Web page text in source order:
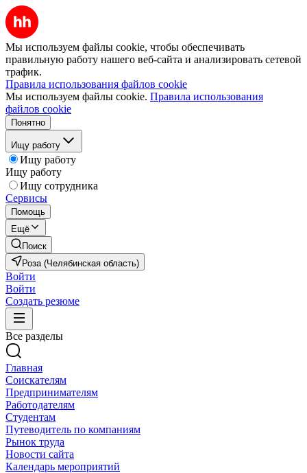
Мы используем файлы cookie, чтобы обеспечивать
правильную работу нашего веб-сайта и анализировать сетевой
трафик.
Правила использования файлов cookie
Мы используем файлы cookie. Правила использования
файлов cookie
Понятно
Ищу работу
Ищу работу
Ищу работу
Ищу сотрудника
Сервисы
Помощь
Ещё
Поиск
Роза (Челябинская область)
Войти
Войти
Создать резюме
Все разделы
Главная
Соискателям
Предпринимателям
Работодателям
Студентам
Путеводитель по компаниям
Рынок труда
Новости сайта
Календарь мероприятий